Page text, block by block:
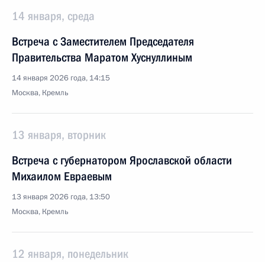
14 января, среда
Встреча с Заместителем Председателя
Правительства Маратом Хуснуллиным
14 января 2026 года, 14:15
Москва, Кремль
13 января, вторник
Встреча с губернатором Ярославской области
Михаилом Евраевым
13 января 2026 года, 13:50
Москва, Кремль
12 января, понедельник